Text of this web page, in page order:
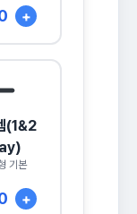
+
(1&2
기본
+